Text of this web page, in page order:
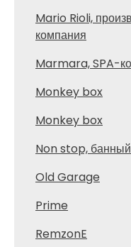
Mario Rioli,
компания
Marmara, SPA-
Monkey box
Monkey box
Non stop,
Old Garage
Prime
RemzonE